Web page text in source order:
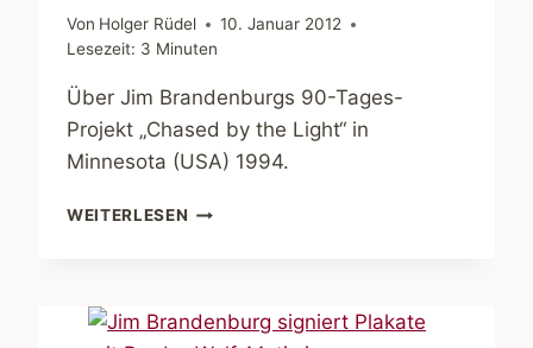
Von Holger Rüdel
10. Januar 2012
Lesezeit: 3 Minuten
Über Jim Brandenburgs 90-Tages-
Projekt „Chased by the Light“ in
Minnesota (USA) 1994.
WEITERLESEN JIM
IN
DIE